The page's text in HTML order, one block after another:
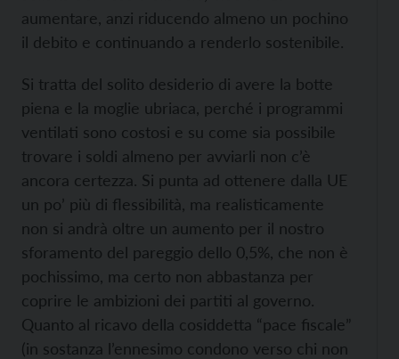
aumentare, anzi riducendo almeno un pochino
il debito e continuando a renderlo sostenibile.
Si tratta del solito desiderio di avere la botte
piena e la moglie ubriaca, perché i programmi
ventilati sono costosi e su come sia possibile
trovare i soldi almeno per avviarli non c’è
ancora certezza. Si punta ad ottenere dalla UE
un po’ più di flessibilità, ma realisticamente
non si andrà oltre un aumento per il nostro
sforamento del pareggio dello 0,5%, che non è
pochissimo, ma certo non abbastanza per
coprire le ambizioni dei partiti al governo.
Quanto al ricavo della cosiddetta “pace fiscale”
(in sostanza l’ennesimo condono verso chi non